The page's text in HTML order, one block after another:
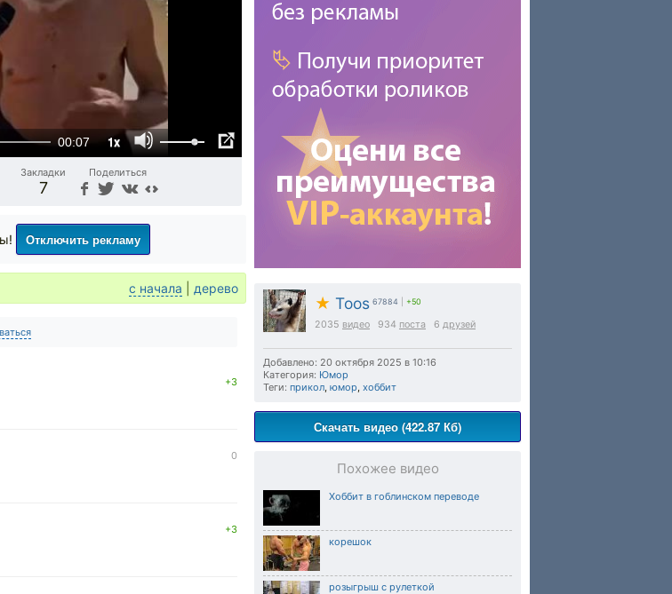
00:07 1x
Закладки
7
Поделиться
★ Toos 67884 +50
2035 видео 934 поста 6 друзей
Добавлено: 20 октября 2025 в 10:16
Категория: Юмор
Теги: прикол, юмор, хоббит
Скачать видео (422.87 Кб)
Похожее видео
Хоббит в гоблинском переводе
корешок
розыгрыш с рулеткой
Отключить рекламу
с начала дерево
+3
0
+3